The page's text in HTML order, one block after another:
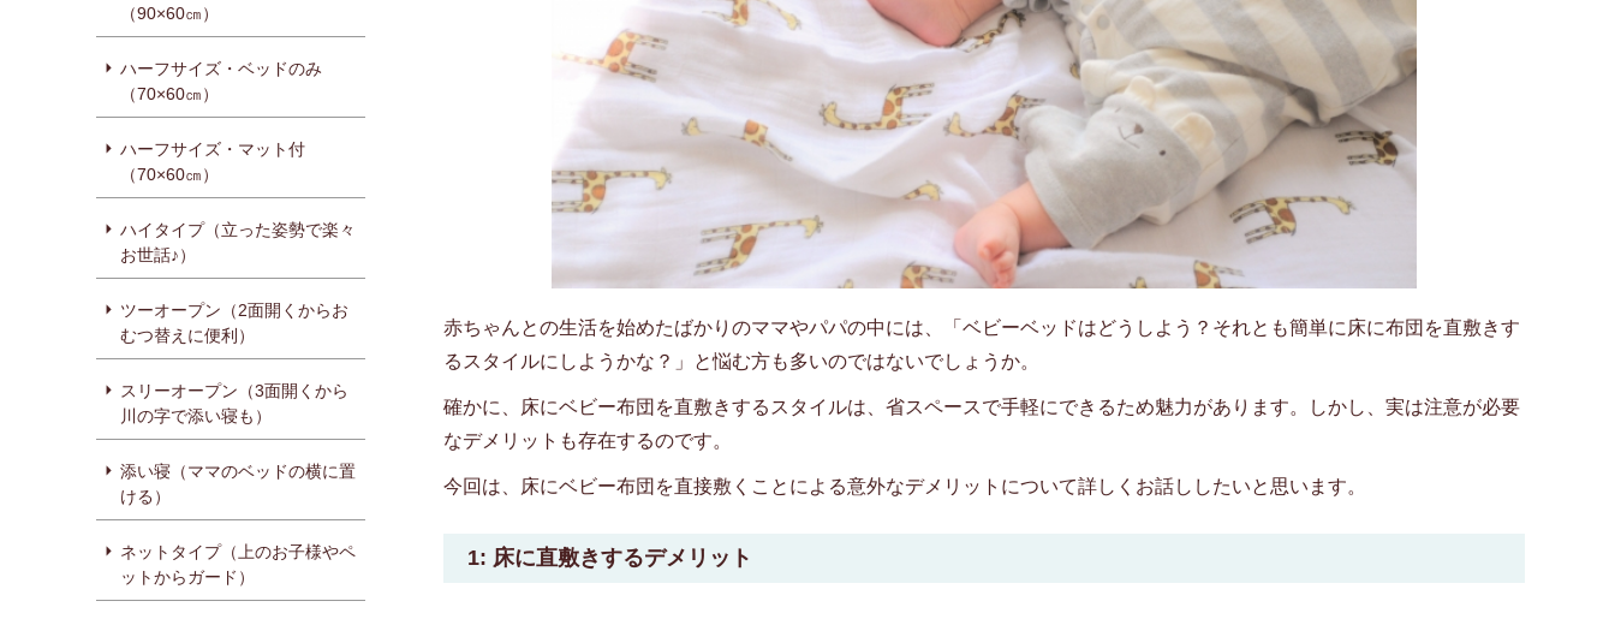
（90×60㎝）
ハーフサイズ・ベッドのみ
（70×60㎝）
ハーフサイズ・マット付
（70×60㎝）
ハイタイプ（立った姿勢で楽々
お世話♪）
ツーオープン（2面開くからお
むつ替えに便利）
スリーオープン（3面開くから
川の字で添い寝も）
添い寝（ママのベッドの横に置
ける）
ネットタイプ（上のお子様やペ
ットからガード）
赤ちゃんとの生活を始めたばかりのママやパパの中には、「ベビーベッドはどうしよう？それとも簡単に床に布団を直敷きす
るスタイルにしようかな？」と悩む方も多いのではないでしょうか。
確かに、床にベビー布団を直敷きするスタイルは、省スペースで手軽にできるため魅力があります。しかし、実は注意が必要
なデメリットも存在するのです。
今回は、床にベビー布団を直接敷くことによる意外なデメリットについて詳しくお話ししたいと思います。
1: 床に直敷きするデメリット